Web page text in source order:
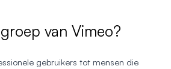
van Vimeo?
gebruikers tot mensen die